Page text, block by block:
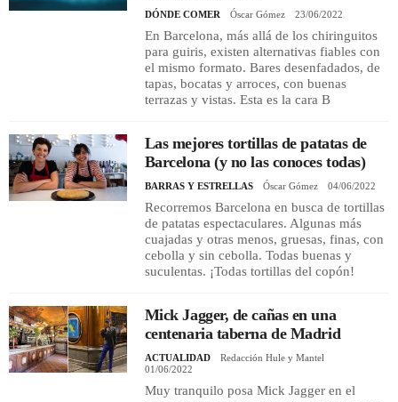
DÓNDE COMER Óscar Gómez 23/06/2022
En Barcelona, más allá de los chiringuitos
para guiris, existen alternativas fiables con
el mismo formato. Bares desenfadados, de
tapas, bocatas y arroces, con buenas
terrazas y vistas. Esta es la cara B
Las mejores tortillas de patatas de
Barcelona (y no las conoces todas)
BARRAS Y ESTRELLAS Óscar Gómez 04/06/2022
Recorremos Barcelona en busca de tortillas
de patatas espectaculares. Algunas más
cuajadas y otras menos, gruesas, finas, con
cebolla y sin cebolla. Todas buenas y
suculentas. ¡Todas tortillas del copón!
Mick Jagger, de cañas en una
centenaria taberna de Madrid
ACTUALIDAD
Redacción Hule y Mantel
01/06/2022
Muy tranquilo posa Mick Jagger en el